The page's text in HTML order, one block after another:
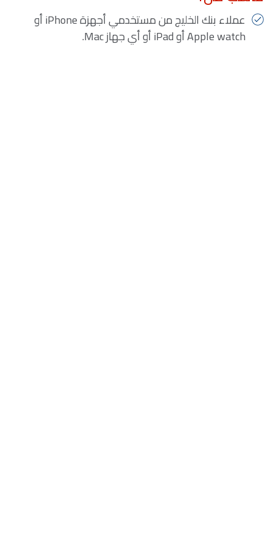
عملاء بنك الخليج من مستخدمي أجهزة iPhone أو
Apple watch أو iPad أو أي جهاز Mac.